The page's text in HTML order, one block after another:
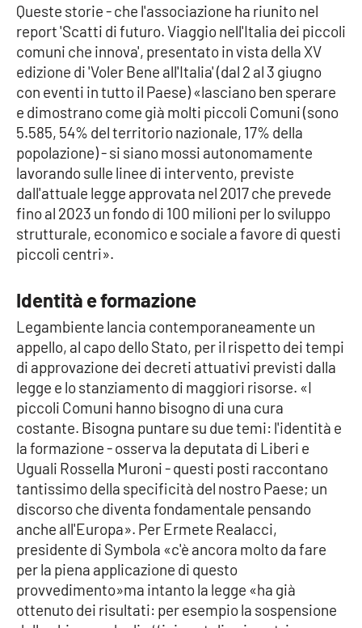
Politica
Sanità
Società
Sport
RUBRICHE
Good Morning Vietnam
Leggendo Alvaro insieme
Imprese Di Calabria
Le perfidie di Antonella Grippo
Venti di comunicazione
STREAMING
LaC TV
LaC Network
Queste storie - che l'associazione ha riunito nel
report 'Scatti di futuro. Viaggio nell'Italia dei piccoli
comuni che innova', presentato in vista della XV
edizione di 'Voler Bene all'Italia' (dal 2 al 3 giugno
con eventi in tutto il Paese) «lasciano ben sperare
e dimostrano come già molti piccoli Comuni (sono
5.585, 54% del territorio nazionale, 17% della
popolazione) - si siano mossi autonomamente
lavorando sulle linee di intervento, previste
dall'attuale legge approvata nel 2017 che prevede
fino al 2023 un fondo di 100 milioni per lo sviluppo
strutturale, economico e sociale a favore di questi
piccoli centri».
Identità e formazione
Legambiente lancia contemporaneamente un
appello, al capo dello Stato, per il rispetto dei tempi
di approvazione dei decreti attuativi previsti dalla
legge e lo stanziamento di maggiori risorse. «I
piccoli Comuni hanno bisogno di una cura
costante. Bisogna puntare su due temi: l'identità e
la formazione - osserva la deputata di Liberi e
Uguali Rossella Muroni - questi posti raccontano
tantissimo della specificità del nostro Paese; un
discorso che diventa fondamentale pensando
anche all'Europa». Per Ermete Realacci,
presidente di Symbola «c'è ancora molto da fare
per la piena applicazione di questo
provvedimento»ma intanto la legge «ha già
ottenuto dei risultati: per esempio la sospensione